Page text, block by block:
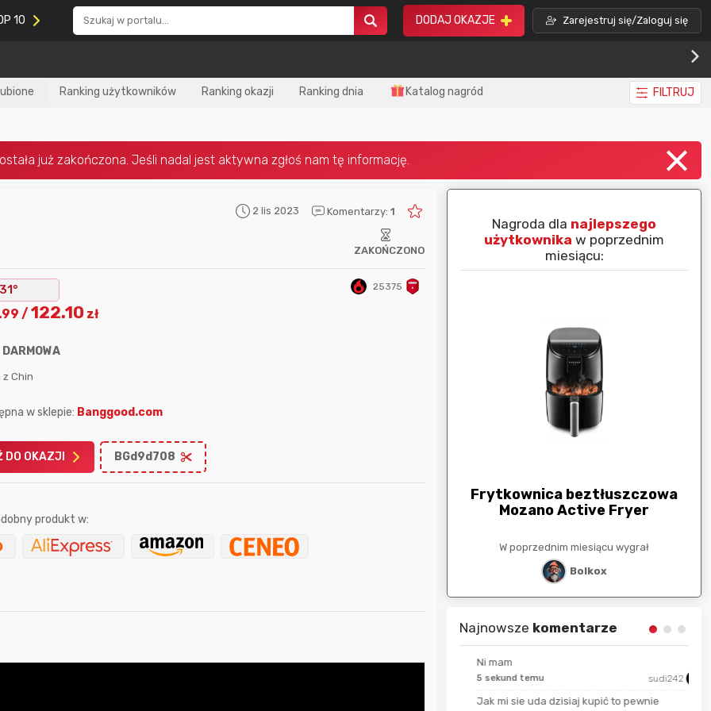
10 DODAJ OKAZJE Zarejestruj się/Zaloguj się
Ranking użytkowników Ranking okazji Ranking dnia Katalog nagród FILTRUJ
2 lis 2023 Komentarzy: 1
ZAKOŃCZONO
25375
/ 122.10 zł
DARMOWA
z Chin
w sklepie: Banggood.com
DO OKAZJI BGd9d708
produkt w:
Karta podarunkowa
w poprzednim miesiącu:
Karta podarunkowa
Nagroda dla najlepszego
użytkownika w poprzednim
miesiącu:
Frytkownica beztłuszczowa
Mozano Active Fryer
W poprzednim miesiącu wygrał
Bolkox
Najnowsze komentarze
Ni mam
5 sekund temu sudi242
Jak mi sie uda dzisiaj kupić to pewnie